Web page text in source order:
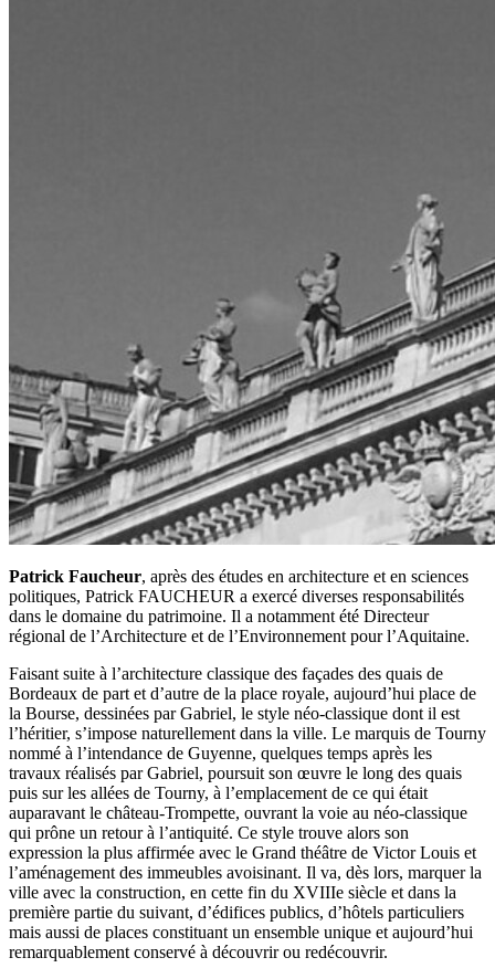
Patrick Faucheur, après des études en architecture et en sciences
politiques, Patrick FAUCHEUR a exercé diverses responsabilités
dans le domaine du patrimoine. Il a notamment été Directeur
régional de l’Architecture et de l’Environnement pour l’Aquitaine.
Faisant suite à l’architecture classique des façades des quais de
Bordeaux de part et d’autre de la place royale, aujourd’hui place de
la Bourse, dessinées par Gabriel, le style néo-classique dont il est
l’héritier, s’impose naturellement dans la ville. Le marquis de Tourny
nommé à l’intendance de Guyenne, quelques temps après les
travaux réalisés par Gabriel, poursuit son œuvre le long des quais
puis sur les allées de Tourny, à l’emplacement de ce qui était
auparavant le château-Trompette, ouvrant la voie au néo-classique
qui prône un retour à l’antiquité. Ce style trouve alors son
expression la plus affirmée avec le Grand théâtre de Victor Louis et
l’aménagement des immeubles avoisinant. Il va, dès lors, marquer la
ville avec la construction, en cette fin du XVIIIe siècle et dans la
première partie du suivant, d’édifices publics, d’hôtels particuliers
mais aussi de places constituant un ensemble unique et aujourd’hui
remarquablement conservé à découvrir ou redécouvrir.